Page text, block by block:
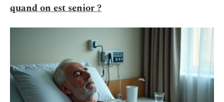
quand on est senior ?